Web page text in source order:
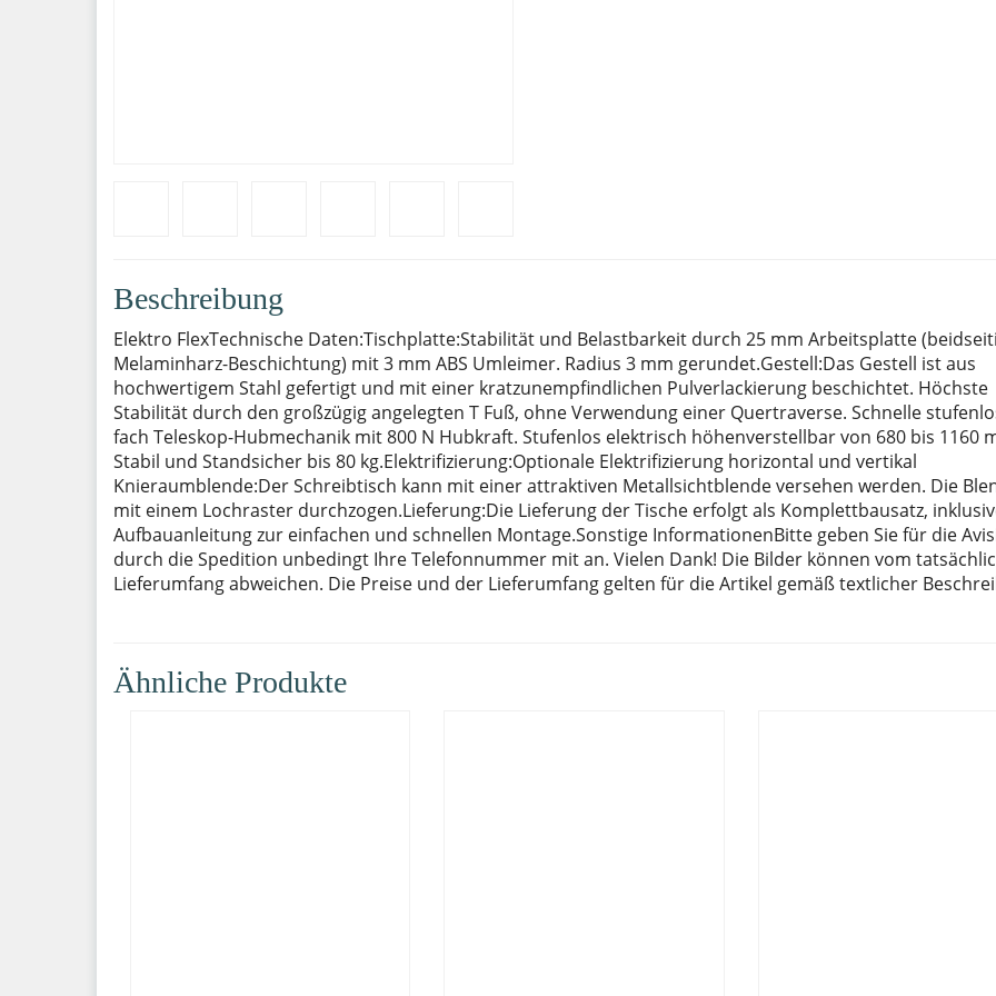
Beschreibung
Elektro FlexTechnische Daten:Tischplatte:Stabilität und Belastbarkeit durch 25 mm Arbeitsplatte
Melaminharz-Beschichtung) mit 3 mm ABS Umleimer. Radius 3 mm gerundet.Gestell:Das Gestell ist aus
hochwertigem Stahl gefertigt und mit einer kratzunempfindlichen Pulverlackierung beschichtet. Höchste
Stabilität durch den großzügig angelegten T Fuß, ohne Verwendung einer Quertraverse. Schnelle
fach Teleskop-Hubmechanik mit 800 N Hubkraft. Stufenlos elektrisch höhenverstellbar von 680 bis 1160
Stabil und Standsicher bis 80 kg.Elektrifizierung:Optionale Elektrifizierung horizontal und vertikal
Knieraumblende:Der Schreibtisch kann mit einer attraktiven Metallsichtblende versehen werden. Die
mit einem Lochraster durchzogen.Lieferung:Die Lieferung der Tische erfolgt als Komplettbausatz,
Aufbauanleitung zur einfachen und schnellen Montage.Sonstige InformationenBitte geben Sie für die
durch die Spedition unbedingt Ihre Telefonnummer mit an. Vielen Dank! Die Bilder können vom
Lieferumfang abweichen. Die Preise und der Lieferumfang gelten für die Artikel gemäß textlicher
Ähnliche Produkte